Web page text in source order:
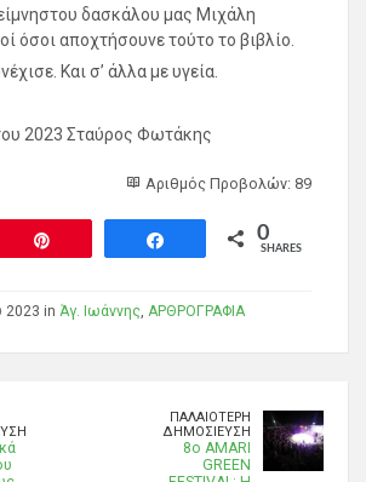
δασκάλου μας Μιχάλη
όσοι αποχτήσουνε τούτο το βιβλίο.
Και σ’ άλλα με υγεία.
2023 Σταύρος Φωτάκης
Αριθμός Προβολών: 89
0
SHARES
2023 in Άγ. Ιωάννης ΑΡΘΡΟΓΡΑΦΙΑ
ΠΑΛΑΙΌΤΕΡΗ
ΔΗΜΟΣΊΕΥΣΗ
8ο AMARI
GREEN